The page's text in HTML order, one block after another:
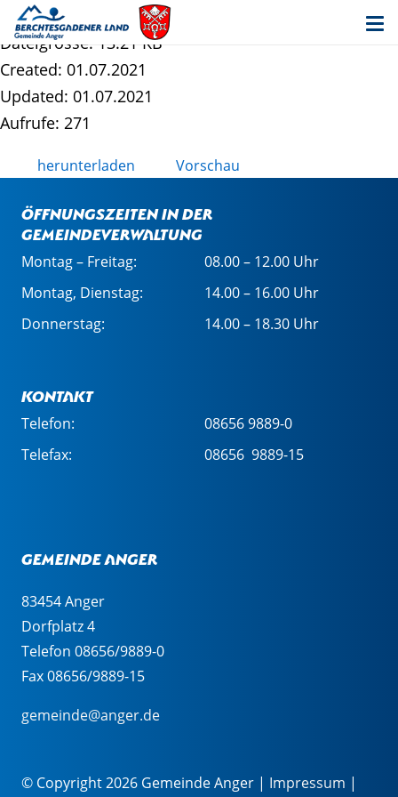
Gemeinderatssitzung 06.07.21
Dateigrösse: 13.21 KB
Created: 01.07.2021
Updated: 01.07.2021
Aufrufe: 271
herunterladen Vorschau
Öffnungszeiten in der
Gemeindeverwaltung
Montag – Freitag:
08.00 – 12.00 Uhr
Montag, Dienstag:
14.00 – 16.00 Uhr
Donnerstag:
14.00 – 18.30 Uhr
Kontakt
Telefon:
08656 9889-0
Telefax:
08656 9889-15
Gemeinde Anger
83454 Anger
Dorfplatz 4
Telefon 08656/9889-0
Fax 08656/9889-15
gemeinde@anger.de
© Copyright 2026 Gemeinde Anger | Impressum |